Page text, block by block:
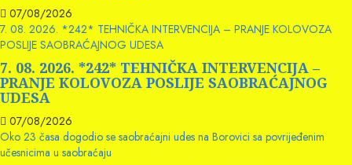
07/08/2026
7. 08. 2026. *242* TEHNIČKA INTERVENCIJA – PRANJE KOLOVOZA
POSLIJE SAOBRAĆAJNOG UDESA
7. 08. 2026. *242* TEHNIČKA INTERVENCIJA –
PRANJE KOLOVOZA POSLIJE SAOBRAĆAJNOG
UDESA
07/08/2026
Oko 23 časa dogodio se saobraćajni udes na Borovici sa povrijeđenim
učesnicima u saobraćaju